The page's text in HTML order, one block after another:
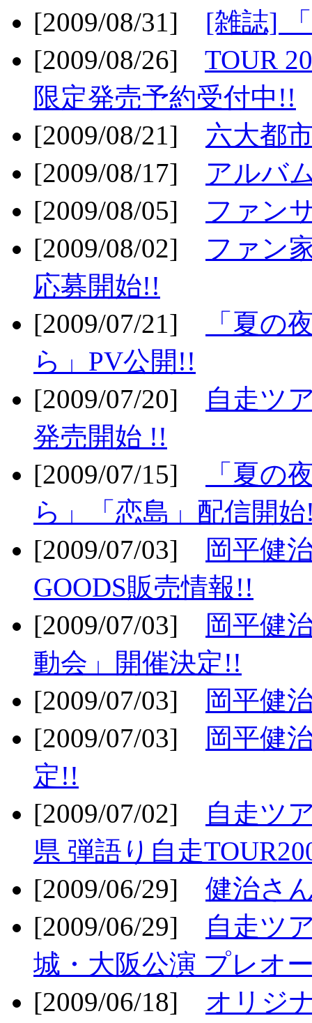
[2009/08/31] [雑誌]
[2009/08/26] TOUR
限定発売予約受付中!!
[2009/08/21] 六大都
[2009/08/17] アルバ
[2009/08/05] ファン
[2009/08/02] ファン
応募開始!!
[2009/07/21]
「夏の
ら」PV公開!!
[2009/07/20]
自走ツ
発売開始 !!
[2009/07/15]
「夏の
ら」「恋島」配信開
[2009/07/03]
岡平健
GOODS販売情報!!
[2009/07/03]
岡平健
動会」開催決定!!
[2009/07/03]
岡平健
[2009/07/03]
岡平健
定!!
[2009/07/02]
自走ツ
県 弾語り自走
[2009/06/29] 健治さ
[2009/06/29]
自走ツ
城・大阪公演 プレオ
[2009/06/18] オリジ